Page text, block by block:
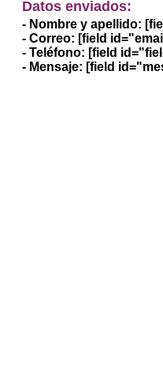
Datos enviados:
- Nombre y apellido:
- Correo: [field
- Teléfono: [field
- Mensaje: [field